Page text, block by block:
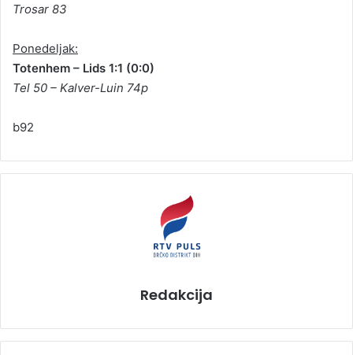
Trosar 83
Ponedeljak:
Totenhem – Lids 1:1 (0:0)
Tel 50 – Kalver-Luin 74p
b92
Redakcija